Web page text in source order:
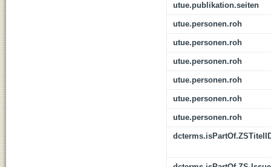
utue.publikation.seiten
utue.personen.roh
utue.personen.roh
utue.personen.roh
utue.personen.roh
utue.personen.roh
utue.personen.roh